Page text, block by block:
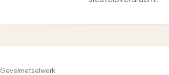
Gevelmetselwerk